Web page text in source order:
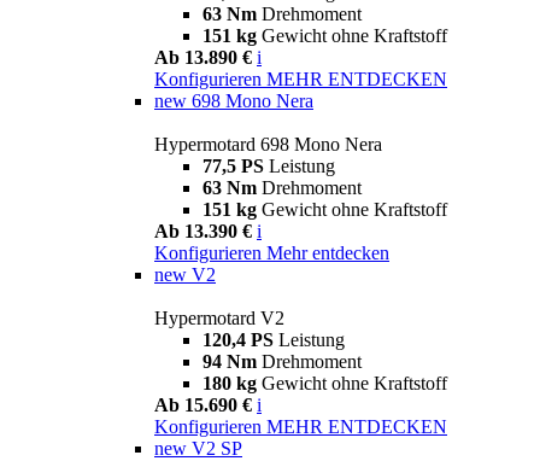
63 Nm Drehmoment
151 kg Gewicht ohne Kraftstoff
Ab 13.890 € i
Konfigurieren MEHR ENTDECKEN
new 698 Mono Nera
Hypermotard 698 Mono Nera
77,5 PS Leistung
63 Nm Drehmoment
151 kg Gewicht ohne Kraftstoff
Ab 13.390 € i
Konfigurieren Mehr entdecken
new V2
Hypermotard V2
120,4 PS Leistung
94 Nm Drehmoment
180 kg Gewicht ohne Kraftstoff
Ab 15.690 € i
Konfigurieren MEHR ENTDECKEN
new V2 SP